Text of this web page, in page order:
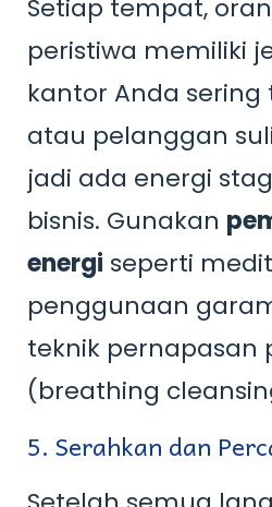
Setiap tempat,
peristiwa memiliki
kantor Anda
atau pelanggan
jadi ada energi
bisnis. Gunakan
energi seperti
penggunaan
teknik pernapasan
(breathing
5. Serahkan dan